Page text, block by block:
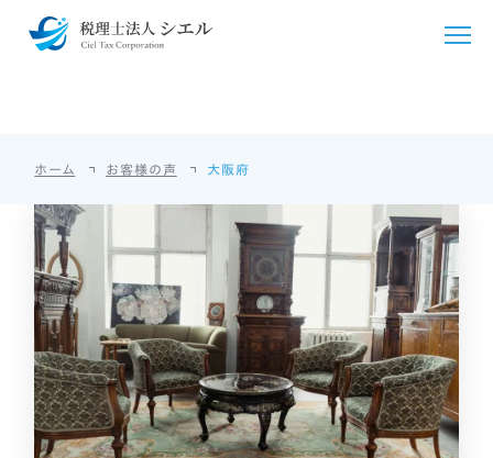
シエルが選ばれる理由
ごあいさつ
事務所概要
アクセス
税務・会計支援
クラウド会計導入
国際税務
相続・贈与
料金・シミュレーション
法人・個人事業主向け
個人のお客様向け
相続・贈与
お客様の声
採用情報
言語/Languages
ホーム お客様の声 大阪府